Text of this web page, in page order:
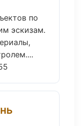
по
эскизам.